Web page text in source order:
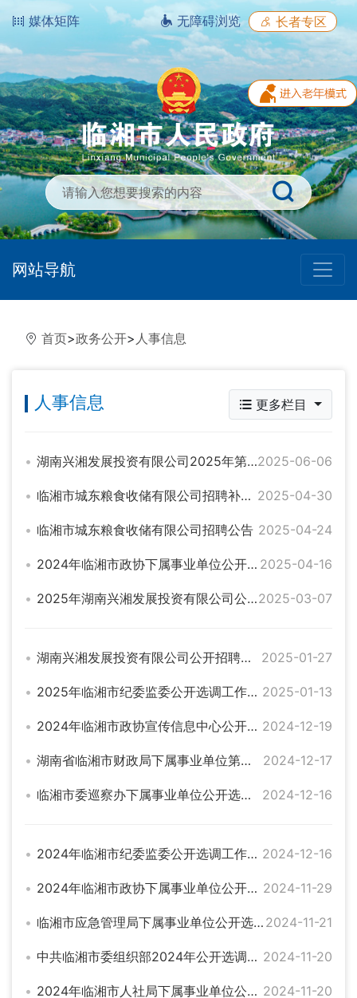
媒体矩阵 无障碍浏览 长者专区
网站导航
首页>政务公开> 人事信息
人事信息 更多栏目
湖南兴湘发展投资有限公司2025年第二次集中公开招聘工作人员公告2025-06-06
临湘市城东粮食收储有限公司招聘补充公告 2025-04-30
临湘市城东粮食收储有限公司招聘公告 2025-04-24
2024年临湘市政协下属事业单位公开选调工作人员拟调入人选公示 2025-04-16
2025年湖南兴湘发展投资有限公司公开招聘高管人员面试公告2025-03-07
湖南兴湘发展投资有限公司公开招聘高管人员的公告 2025-01-27
2025年临湘市纪委监委公开选调工作人员综合成绩公示 2025-01-13
2024年临湘市政协宣传信息中心公开选调工作人员面试成绩公示 2024-12-19
湖南省临湘市财政局下属事业单位第二次公开选调工作人员总成绩公示 2024-12-17
临湘市委巡察办下属事业单位公开选调工作人员公告 2024-12-16
2024年临湘市纪委监委公开选调工作人员 公告 2024-12-16
2024年临湘市政协下属事业单位公开选调工作人员公告 2024-11-29
临湘市应急管理局下属事业单位公开选调工作人员补充公告 2024-11-21
中共临湘市委组织部2024年公开选调工作人员拟调入人选公示 2024-11-20
2024年临湘市人社局下属事业单位公开选调工作人员拟选调人员公示 2024-11-20